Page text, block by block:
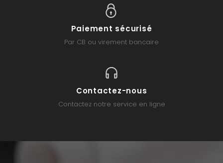
Paiement sécurisé
Par CB ou virement bancaire
Contactez-nous
Contactez notre service en ligne